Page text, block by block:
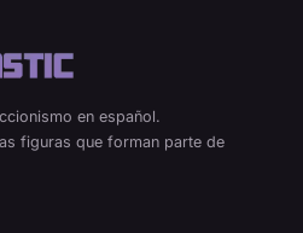
en español.
figuras que forman parte de